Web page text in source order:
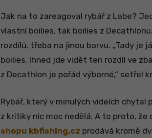
Jak na to zareagoval rybář z Labe?
vlastní boilies, tak boilies z
rozdílů, třeba na jinou barvu. „Tady je
boilies. Ihned jde vidět ten rozdíl ve
z Decathlon je pořád výborné,“ setřel
Rybář, který v minulých videích chytal
z kritiky nic moc nedělá. A to proto,
shopu kbfishing.cz prodává kromě